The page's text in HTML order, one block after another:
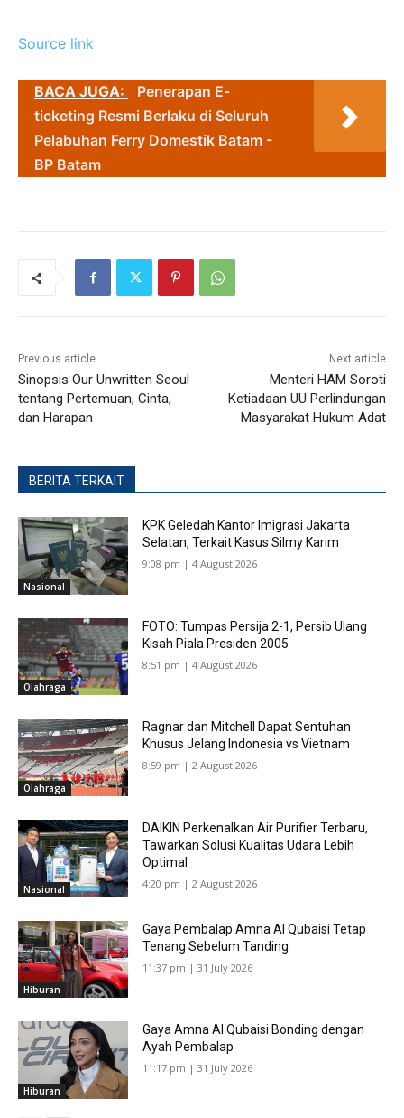
Source link
BACA JUGA:
Penerapan E-
ticketing Resmi Berlaku di Seluruh
Pelabuhan Ferry Domestik Batam -
BP Batam
Previous article
Sinopsis Our Unwritten Seoul
tentang Pertemuan, Cinta,
dan Harapan
Next article
Menteri HAM Soroti
Ketiadaan UU Perlindungan
Masyarakat Hukum Adat
BERITA TERKAIT
Nasional
KPK Geledah Kantor Imigrasi Jakarta
Selatan, Terkait Kasus Silmy Karim
9:08 pm | 4 August 2026
Olahraga
FOTO: Tumpas Persija 2-1, Persib Ulang
Kisah Piala Presiden 2005
8:51 pm | 4 August 2026
Olahraga
Ragnar dan Mitchell Dapat Sentuhan
Khusus Jelang Indonesia vs Vietnam
8:59 pm | 2 August 2026
Nasional
DAIKIN Perkenalkan Air Purifier Terbaru,
Tawarkan Solusi Kualitas Udara Lebih
Optimal
4:20 pm | 2 August 2026
Hiburan
Gaya Pembalap Amna Al Qubaisi Tetap
Tenang Sebelum Tanding
11:37 pm | 31 July 2026
Hiburan
Gaya Amna Al Qubaisi Bonding dengan
Ayah Pembalap
11:17 pm | 31 July 2026